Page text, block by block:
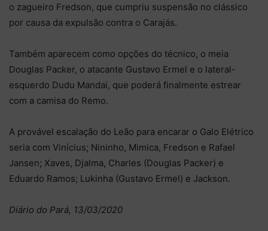
o zagueiro Fredson, que cumpriu suspensão no clássico
por causa da expulsão contra o Carajás.
Também aparecem como opções do técnico, o meia
Douglas Packer, o atacante Gustavo Ermel e o lateral-
esquerdo Dudu Mandai, que poderá finalmente estrear
com a camisa do Remo.
A provável escalação do Leão para encarar o Galo Elétrico
seria com Vinícius; Nininho, Mimica, Fredson e Rafael
Jansen; Xaves, Djalma, Charles (Douglas Packer) e
Eduardo Ramos; Lukinha (Gustavo Ermel) e Jackson.
Diário do Pará, 13/03/2020